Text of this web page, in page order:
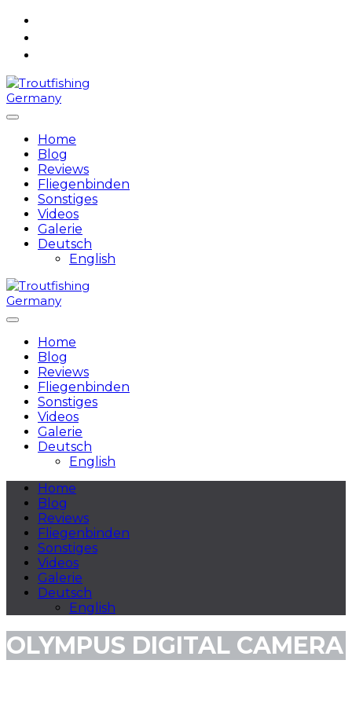
Skip
Home
Blog
Reviews
Fliegenbinden
Sonstiges
Videos
Galerie
Deutsch
English
Home
Blog
Reviews
Fliegenbinden
Sonstiges
Videos
Galerie
Deutsch
English
Home
Blog
Reviews
Fliegenbinden
Sonstiges
Videos
Galerie
Deutsch
English
OLYMPUS DIGITAL CAMERA